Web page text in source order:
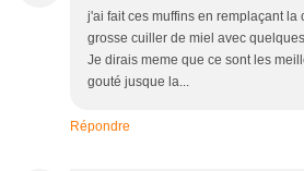
j'ai fait ces muffins en remplaçant la
grosse cuiller de miel avec
Je dirais meme que ce sont les
gouté jusque la...
Répondre